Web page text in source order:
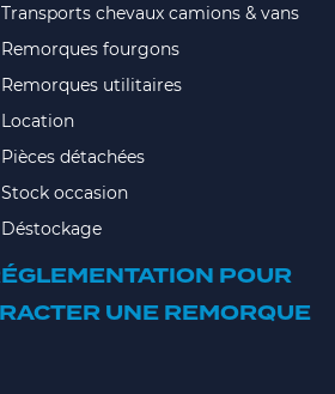
Transports chevaux camions & vans
Remorques fourgons
Remorques utilitaires
Location
Pièces détachées
Stock occasion
Déstockage
POUR
UNE REMORQUE